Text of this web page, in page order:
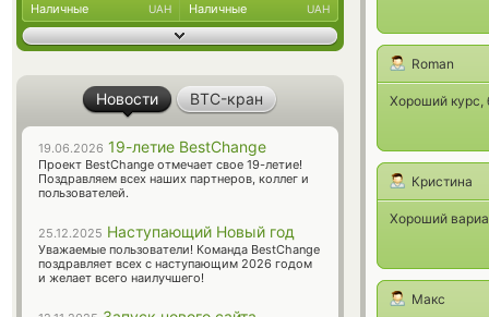
Roman
Хороший курс,
Кристина
Хороший
Макс
Наличные UAH Наличные UAH
Новости BTC-кран
19.06.2026 19-летие BestChange
Проект BestChange отмечает свое 19-летие!
Поздравляем всех наших партнеров, коллег и
пользователей.
25.12.2025 Наступающий Новый год
Уважаемые пользователи! Команда BestChange
поздравляет всех с наступающим 2026 годом
и желает всего наилучшего!